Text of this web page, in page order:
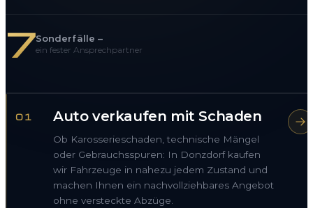
7Sonderfälle –
ein fester Ansprechpartner
01 Auto verkaufen mit Schaden
Ob Karosserieschaden, technische Mängel
oder Gebrauchsspuren: In Donzdorf kaufen
wir Fahrzeuge in nahezu jedem Zustand und
machen Ihnen ein nachvollziehbares Angebot
ohne versteckte Abzüge.